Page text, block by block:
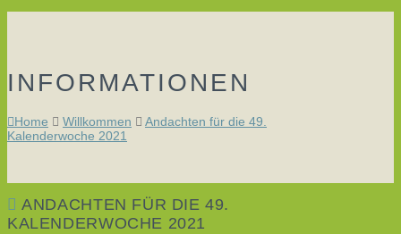
INFORMATIONEN
Home Willkommen
Andachten für die 49.
Kalenderwoche 2021
ANDACHTEN FÜR DIE 49.
KALENDERWOCHE 2021